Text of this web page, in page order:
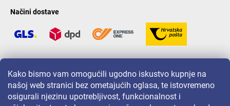
Kako bismo vam omogućili ugodno iskustvo kupnje na
našoj web stranici bez ometajućih oglasa, te istovremeno
osigurali njezinu upotrebljivost, funkcionalnost i
Načini dostave